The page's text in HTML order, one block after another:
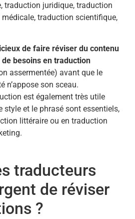
traduction juridique, traduction
traduction scientifique,
de faire réviser du contenu
besoins en traduction
assermentée) avant que le
n’appose son sceau.
est également très utile
style et le phrasé sont essentiels,
littéraire ou en traduction
traducteurs
de réviser
?